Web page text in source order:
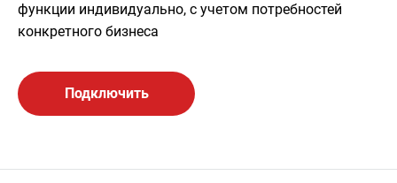
функции индивидуально, с учетом потребностей
конкретного бизнеса
Подключить